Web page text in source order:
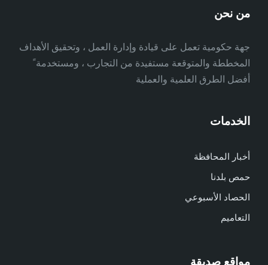
من نحن
جهة حكومية تعمل على قيادة وإدارة العمل ، وتحقيق الأهداف
المخططة والمتوقعة مستفيدة من التجارب ، ومستخدمة ً
أفضل الطرق العلمية والعملية
الخدمات
أخبار المحافظة
حمص بلدنا
الحصاد الأسبوعي
التعاميم
مواقع صديقة